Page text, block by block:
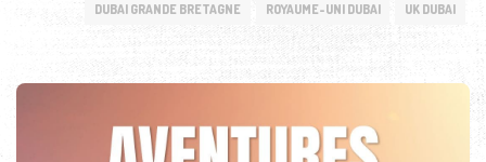
DUBAI GRANDE BRETAGNE ROYAUME-UNI DUBAI UK DUBAI